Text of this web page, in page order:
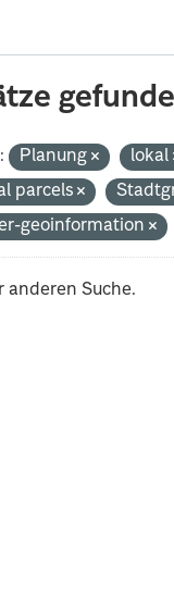
Planung lokal
parcels
geoinformation
anderen Suche.